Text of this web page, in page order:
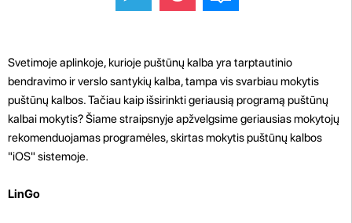
Svetimoje aplinkoje, kurioje puštūnų kalba yra tarptautinio
bendravimo ir verslo santykių kalba, tampa vis svarbiau mokytis
puštūnų kalbos. Tačiau kaip išsirinkti geriausią programą puštūnų
kalbai mokytis? Šiame straipsnyje apžvelgsime geriausias mokytojų
rekomenduojamas programėles, skirtas mokytis puštūnų kalbos
"iOS" sistemoje.
LinGo